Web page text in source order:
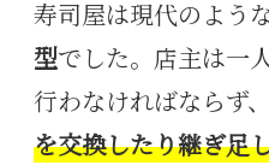
寿司屋は現代のよう
型でした。店主は一
行わなければならず、
を交換したり継ぎ足